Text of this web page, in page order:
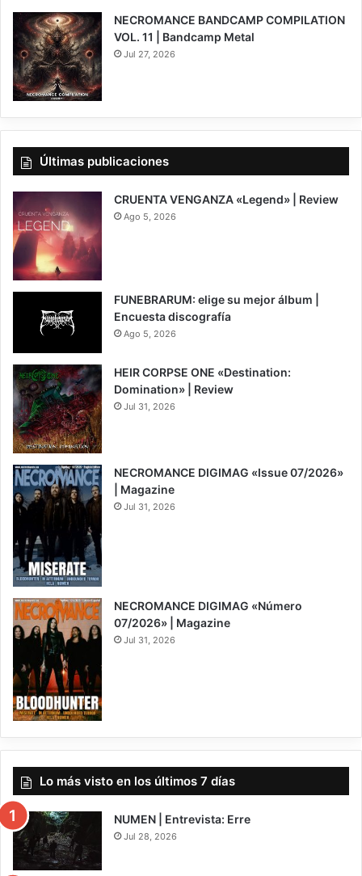
Death Metal
NECROMANCE BANDCAMP COMPILATION
VOL. 11 | Bandcamp Metal
Jul 27, 2026
Últimas publicaciones
7
CRUENTA VENGANZA «Legend» | Review
Ago 5, 2026
FUNEBRARUM: elige su mejor álbum |
Encuesta discografía
Ago 5, 2026
8
HEIR CORPSE ONE «Destination:
Domination» | Review
Jul 31, 2026
NECROMANCE DIGIMAG «Issue 07/2026»
| Magazine
Jul 31, 2026
NECROMANCE DIGIMAG «Número
07/2026» | Magazine
Jul 31, 2026
Lo más visto en los últimos 7 días
NUMEN | Entrevista: Erre
Jul 28, 2026